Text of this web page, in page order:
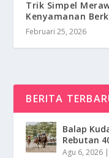
Trik Simpel
Kenyamanan
Februari 25, 2026
BERITA
Balap
Rebutan
Agu 6, 2026 |